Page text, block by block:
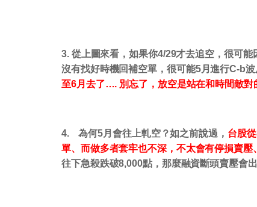
3. 從上圖來看，如果你4/29才去追空，很可能
沒有找好時機回補空單，很可能5月進行C-b波
至6月去了…. 別忘了，放空是站在和時間敵
4.為何5月會往上軋空？如之前說過， 台股從
單、而做多者套牢也不深，不太會有停損賣
往下急殺跌破8,000點，那麼融資斷頭賣壓會出